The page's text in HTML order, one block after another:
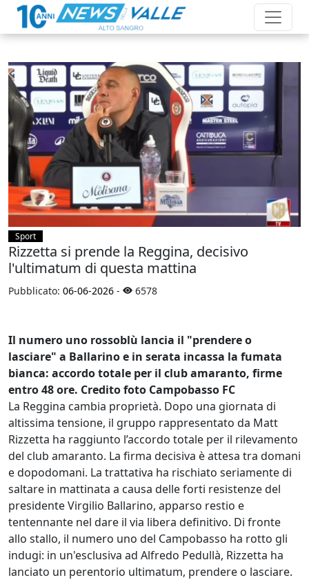
Sport
Rizzetta si prende la Reggina, decisivo
l'ultimatum di questa mattina
Pubblicato: 06-06-2026 - 6578
Il numero uno rossoblù lancia il "prendere o
lasciare" a Ballarino e in serata incassa la fumata
bianca: accordo totale per il club amaranto, firme
entro 48 ore. Credito foto Campobasso FC
La Reggina cambia proprietà. Dopo una giornata di
altissima tensione, il gruppo rappresentato da Matt
Rizzetta ha raggiunto l’accordo totale per il rilevamento
del club amaranto. La firma decisiva è attesa tra domani
e dopodomani. ​La trattativa ha rischiato seriamente di
saltare in mattinata a causa delle forti resistenze del
presidente Virgilio Ballarino, apparso restio e
tentennante nel dare il via libera definitivo. Di fronte
allo stallo, il numero uno del Campobasso ha rotto gli
indugi: in un'esclusiva ad Alfredo Pedullà, Rizzetta ha
lanciato un perentorio ultimatum, prendere o lasciare.